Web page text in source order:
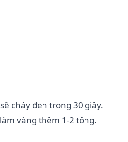
cháy đen trong 30 giây.
vàng thêm 1-2 tông.